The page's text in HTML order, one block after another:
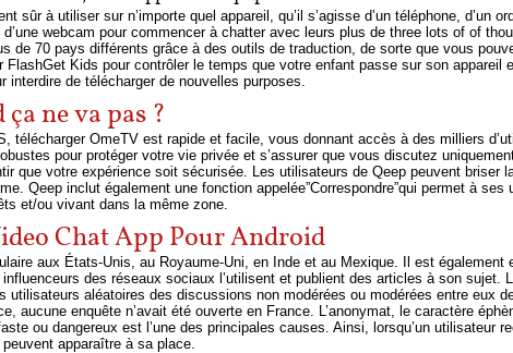
sûr à utiliser sur n’importe quel appareil, qu’il s’agisse d’un téléphone, d’un
webcam pour commencer à chatter avec leurs plus de three lots of of
de 70 pays différents grâce à des outils de traduction, de sorte que vous
Kids pour contrôler le temps que votre enfant passe sur son appareil
interdire de télécharger de nouvelles purposes.
ne va pas ?
télécharger OmeTV est rapide et facile, vous donnant accès à des milliers
pour protéger votre vie privée et s’assurer que vous discutez
que votre expérience soit sécurisée. Les utilisateurs de Qeep peuvent briser
Qeep inclut également une fonction appelée”Correspondre”qui permet à
et/ou vivant dans la même zone.
Chat App Pour Android
aux États-Unis, au Royaume-Uni, en Inde et au Mexique. Il est
des réseaux sociaux l’utilisent et publient des articles à son sujet.
utilisateurs aléatoires des discussions non modérées ou modérées entre eux
aucune enquête n’avait été ouverte en France. L’anonymat, le caractère
ou dangereux est l’une des principales causes. Ainsi, lorsqu’un utilisateur
apparaître à sa place.